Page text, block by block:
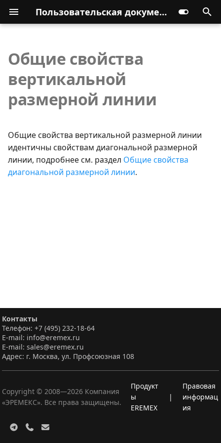
Пользовательская документация
Общие свойства
вертикальной
размерной линии
Общие свойства вертикальной размерной линии
идентичны свойствам диагональной размерной
линии, подробнее см. раздел Общие свойства
диагональной размерной линии.
Контакты
Телефон: +7 (495) 232-18-64
E-mail: info@eremex.ru
E-mail: sales@eremex.ru
Адрес: г. Москва, ул. Профсоюзная 108
Copyright © 2008—2026 Компания
«ЭРЕМЕКС». Все права защищены.
Продукт
ы
EREMEX
|
Правовая
информац
ия